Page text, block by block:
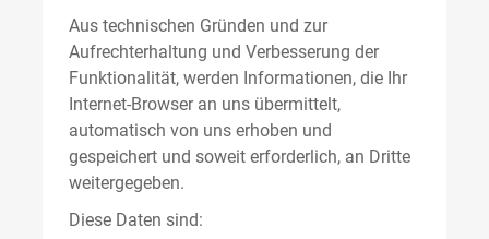
Aus technischen Gründen und zur
Aufrechterhaltung und Verbesserung der
Funktionalität, werden Informationen, die Ihr
Internet-Browser an uns übermittelt,
automatisch von uns erhoben und
gespeichert und soweit erforderlich, an Dritte
weitergegeben.
Diese Daten sind: